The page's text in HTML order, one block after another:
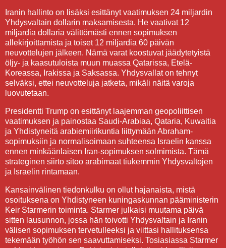
Iranin hallinto on lisäksi esittänyt vaatimuksen 24 miljardin
Yhdysvaltain dollarin maksamisesta. He vaativat 12
miljardia dollaria välittömästi ennen sopimuksen
allekirjoittamista ja toiset 12 miljardia 60 päivän
neuvottelujen jälkeen. Nämä varat koostuvat jäädytetyistä
öljy- ja kaasutuloista muun muassa Qatarissa, Etelä-
Koreassa, Irakissa ja Saksassa. Yhdysvallat on tehnyt
selväksi, ettei neuvotteluja jatketa, mikäli näitä varoja
luovutetaan.
Presidentti Trump on esittänyt laajemman geopoliittisen
vaatimuksen ja painostaa Saudi-Arabiaa, Qataria, Kuwaitia
ja Yhdistyneitä arabiemiirikuntia liittymään Abraham-
sopimuksiin ja normalisoimaan suhteensa Israelin kanssa
ennen minkäänlaisen Iran-sopimuksen solmimista. Tämä
strateginen siirto sitoo arabimaat tiukemmin Yhdysvaltojen
ja Israelin rintamaan.
Kansainvälinen tiedonkulku on ollut hajanaista, mistä
osoituksena on Yhdistyneen kuningaskunnan pääministerin
Keir Starmerin toiminta. Starmer julkaisi muutama päivä
sitten lausunnon, jossa hän toivotti Yhdysvaltain ja Iranin
välisen sopimuksen tervetulleeksi ja viittasi hallituksensa
tekemään työhön sen saavuttamiseksi. Tosiasiassa Starmer